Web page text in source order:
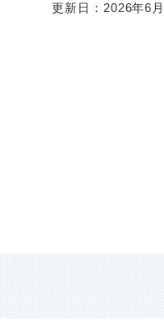
更新日：2026年6